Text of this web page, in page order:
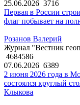
25.06.2026 3716
Первая в России
флаг побывает на
Розанов Валерий
Журнал "Вестник
4684586
07.06.2026 6389
2 июня 2026 года в
состоялся круглый
Клыкова